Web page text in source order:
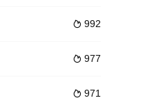
 992
 977
 971